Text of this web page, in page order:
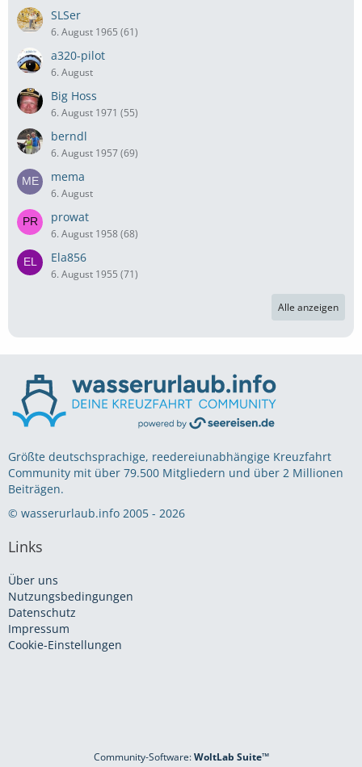
SLSer
6. August 1965 (61)
a320-pilot
6. August
Big Hoss
6. August 1971 (55)
berndl
6. August 1957 (69)
mema
6. August
prowat
6. August 1958 (68)
Ela856
6. August 1955 (71)
Alle anzeigen
Größte deutschsprachige, reedereiunabhängige Kreuzfahrt
Community mit über 79.500 Mitgliedern und über 2 Millionen
Beiträgen.
© wasserurlaub.info 2005 - 2026
Links
Über uns
Nutzungsbedingungen
Datenschutz
Impressum
Cookie-Einstellungen
Community-Software:WoltLab Suite™